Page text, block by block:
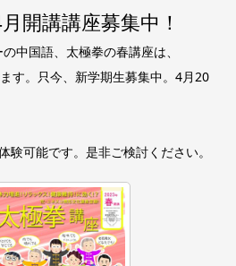
開講講座募集中！
中国語、太極拳の春講座は、
す。只今、新学期生募集中。4月20
験可能です。是非ご検討ください。